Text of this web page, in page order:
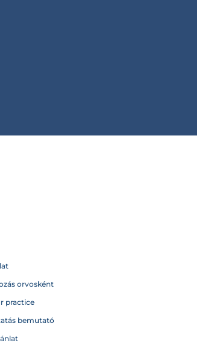
orvosként
practice
bemutató